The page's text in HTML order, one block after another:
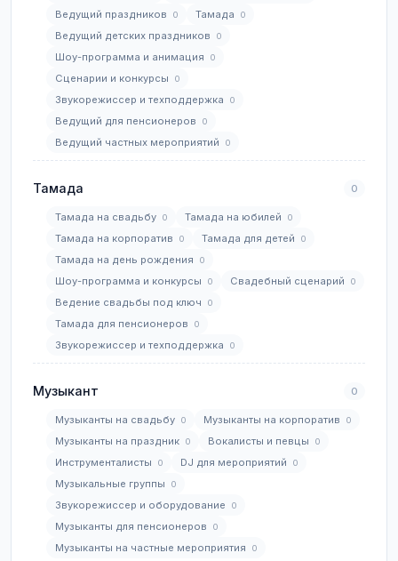
Ведущий праздников 0 Тамада 0
Ведущий детских праздников 0
Шоу-программа и анимация 0
Сценарии и конкурсы 0
Звукорежиссер и техподдержка 0
Ведущий для пенсионеров 0
Ведущий частных мероприятий 0
Тамада 0
Тамада на свадьбу 0 Тамада на юбилей 0
Тамада на корпоратив 0 Тамада для детей 0
Тамада на день рождения 0
Шоу-программа и конкурсы 0 Свадебный сценарий 0
Ведение свадьбы под ключ 0
Тамада для пенсионеров 0
Звукорежиссер и техподдержка 0
Музыкант 0
Музыканты на свадьбу 0 Музыканты на корпоратив 0
Музыканты на праздник 0 Вокалисты и певцы 0
Инструменталисты 0 DJ для мероприятий 0
Музыкальные группы 0
Звукорежиссер и оборудование 0
Музыканты для пенсионеров 0
Музыканты на частные мероприятия 0